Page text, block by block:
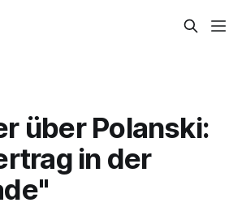
über Polanski:
in der